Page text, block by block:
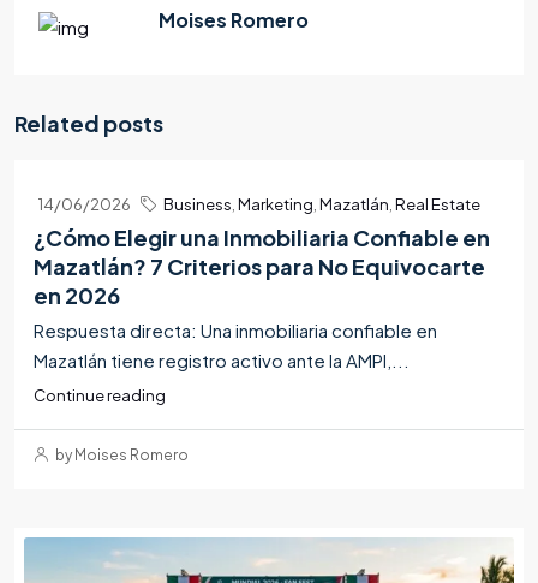
Moises Romero
Related posts
14/06/2026 Business,Marketing,Mazatlán,Real Estate
¿Cómo Elegir una Inmobiliaria Confiable en
Mazatlán? 7 Criterios para No Equivocarte
en 2026
Respuesta directa: Una inmobiliaria confiable en
Mazatlán tiene registro activo ante la AMPI,...
Continue reading
by Moises Romero